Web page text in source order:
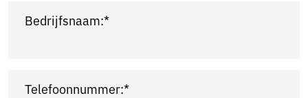
Bedrijfsnaam:*
Telefoonnummer:*